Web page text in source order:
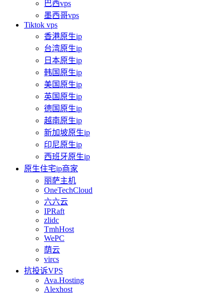
巴西vps
墨西哥vps
Tiktok vps
香港原生ip
台湾原生ip
日本原生ip
韩国原生ip
美国原生ip
英国原生ip
德国原生ip
越南原生ip
新加坡原生ip
印尼原生ip
西班牙原生ip
原生住宅ip商家
丽萨主机
OneTechCloud
六六云
IPRaft
zlidc
TmhHost
WePC
荫云
vircs
抗投诉VPS
Ava.Hosting
Alexhost